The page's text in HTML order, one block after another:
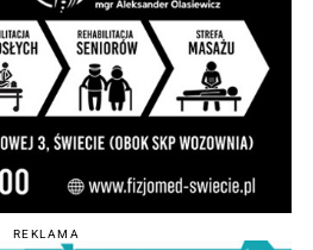
REKLAMA